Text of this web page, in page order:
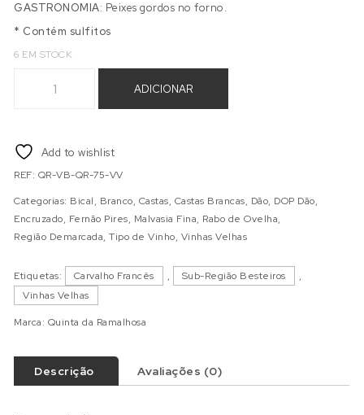
GASTRONOMIA: Peixes gordos no forno.
* Contém sulfitos
6 EM STOCK
ADICIONAR
Add to wishlist
REF: QR-VB-QR-75-VV
Categorias: Bical, Branco, Castas, Castas Brancas, Dão, DOP Dão,
Encruzado, Fernão Pires, Malvasia Fina, Rabo de Ovelha,
Região Demarcada,Tipo de Vinho, Vinhas Velhas
Etiquetas: Carvalho Francês , Sub-Região Besteiros
,
Vinhas Velhas
Marca: Quinta da Ramalhosa
Descrição Avaliações (0)